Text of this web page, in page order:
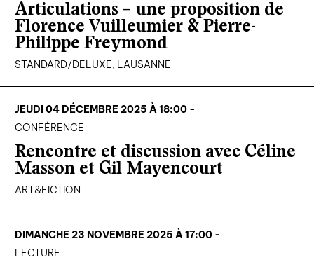
Articulations – une proposition de
Florence Vuilleumier & Pierre-
Philippe Freymond
STANDARD/DELUXE, LAUSANNE
JEUDI 04 DÉCEMBRE 2025 À 18:00 -
CONFÉRENCE
Rencontre et discussion avec Céline
Masson et Gil Mayencourt
ART&FICTION
DIMANCHE 23 NOVEMBRE 2025 À 17:00 -
LECTURE